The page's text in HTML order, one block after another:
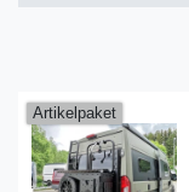
Artikelpaket